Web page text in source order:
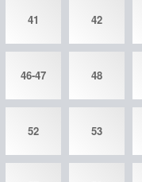
41 42
46-47 48
52 53